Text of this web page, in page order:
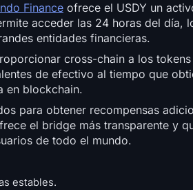
Finance ofrece el USDY un
acceder las 24 horas del día,
entidades financieras.
cross-chain a los tokens
de efectivo al tiempo que
en blockchain.
para obtener recompensas
el bridge más transparente y
de todo el mundo.
estables.